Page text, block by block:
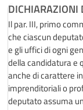
DICHIARAZIONI
Il par. III, primo
che ciascun
e gli uffici di ogni
della candidatura e
anche di carattere
imprenditoriali o
deputato assuma